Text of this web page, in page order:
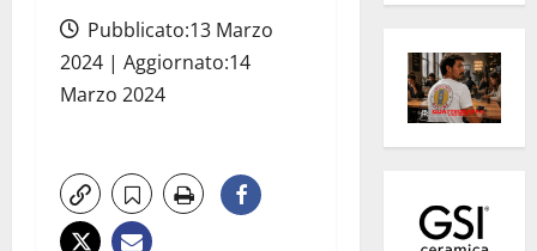
Pubblicato:13 Marzo
2024 | Aggiornato:14
Marzo 2024